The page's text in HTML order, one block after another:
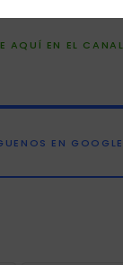
AQUÍ EN EL
EN